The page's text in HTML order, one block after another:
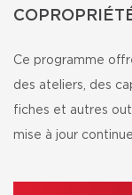
Ce programme
des ateliers, des
fiches et autres
mise à jour